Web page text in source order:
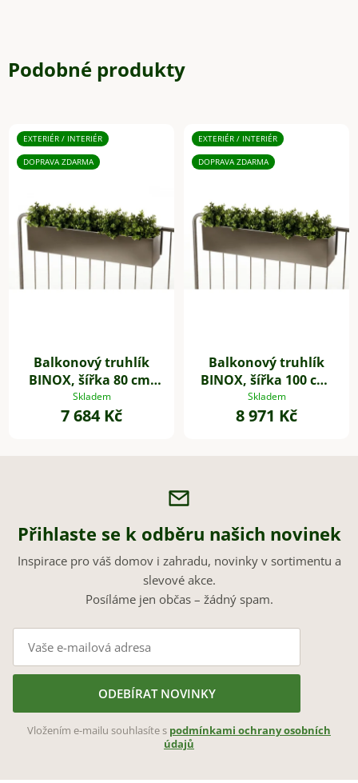
Podobné produkty
EXTERIÉR / INTERIÉR
DOPRAVA ZDARMA
Balkonový truhlík
BINOX, šířka 80 cm,
broušený nerez
Skladem
7 684 Kč
EXTERIÉR / INTERIÉR
DOPRAVA ZDARMA
Balkonový truhlík
BINOX, šířka 100 cm,
broušený nerez
Skladem
8 971 Kč
Přihlaste se k odběru našich novinek
Inspirace pro váš domov i zahradu, novinky v sortimentu a
slevové akce.
Posíláme jen občas – žádný spam.
ODEBÍRAT NOVINKY
Vložením e-mailu souhlasíte s podmínkami ochrany osobních
údajů